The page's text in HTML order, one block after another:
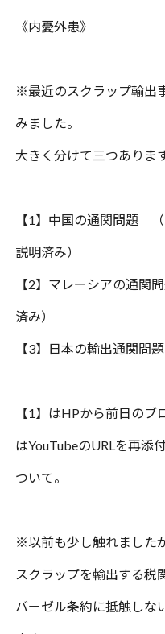
《内憂外患》
※最近のスクラップ輸出
みました。
大きく分けて三つあります
【1】中国の通関問題 （
説明済み）
【2】マレーシアの通関
済み）
【3】日本の輸出通関問
【1】はHPから前日のブ
はYouTubeのURLを再添
ついて。
※以前も少し触れました
スクラップを輸出する税
バーゼル条約に抵触しな